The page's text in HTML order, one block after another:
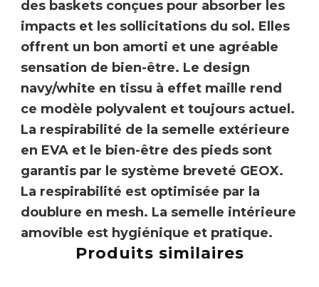
des baskets conçues pour absorber les
impacts et les sollicitations du sol. Elles
offrent un bon amorti et une agréable
sensation de bien-être. Le design
navy/white en tissu à effet maille rend
ce modèle polyvalent et toujours actuel.
La respirabilité de la semelle extérieure
en EVA et le bien-être des pieds sont
garantis par le système breveté GEOX.
La respirabilité est optimisée par la
doublure en mesh. La semelle intérieure
amovible est hygiénique et pratique.
Produits similaires